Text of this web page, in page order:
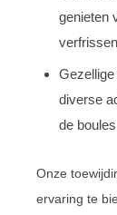
genieten
diverse
de
Onze
ervaring te